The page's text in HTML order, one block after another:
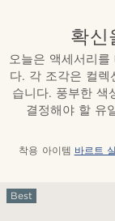
확신
오늘은 액세서리
다. 각 조각은 컬렉
습니다. 풍부한 색
결정해야 할 유
착용 아이템 바르트
Best